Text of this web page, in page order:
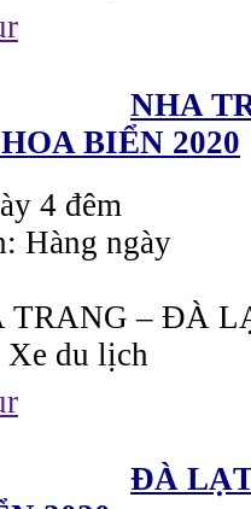
NHA
BIỂN 2020
4 đêm
Hàng ngày
TRANG – ĐÀ
du lịch
ĐÀ